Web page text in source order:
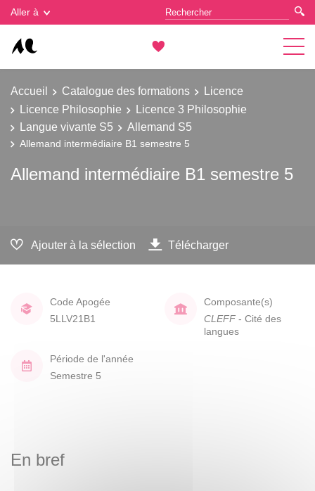
Aller à
Accueil Catalogue des formations
Licence
Licence Philosophie
Licence 3 Philosophie
Langue vivante S5
Allemand S5
Allemand intermédiaire B1 semestre 5
Allemand intermédiaire B1 semestre 5
Ajouter à la sélection Télécharger
Code Apogée
5LLV21B1
Composante(s)
CLEFF - Cité des
langues
Période de l'année
Semestre 5
En bref
Gestion des cookies